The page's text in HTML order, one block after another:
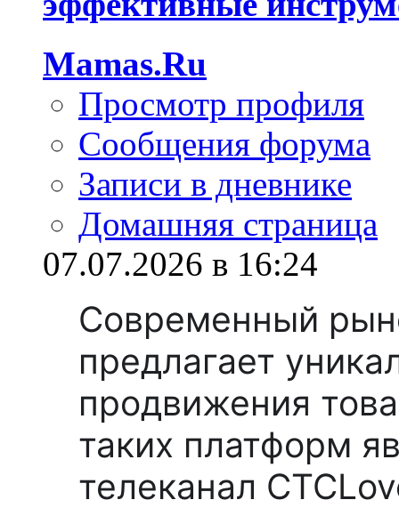
Mamas.Ru
Просмотр профиля
Сообщения форума
Записи в дневнике
Домашняя страница
07.07.2026 в 16:24
Современный
предлагает
продвижения
таких платформ
телеканал